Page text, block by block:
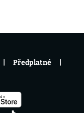
Předplatné